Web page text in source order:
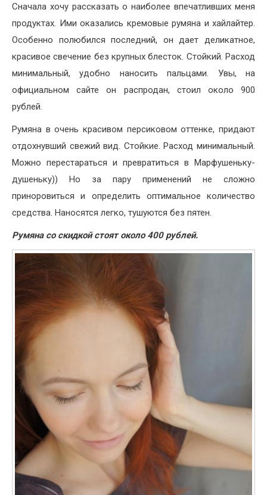
Сначала хочу рассказать о наиболее впечатливших меня
продуктах. Ими оказались кремовые румяна и хайлайтер.
Особенно полюбился последний, он дает деликатное,
красивое свечение без крупных блесток. Стойкий. Расход
минимальный, удобно наносить пальцами. Увы, на
официальном сайте он распродан, стоил около 900
рублей.
Румяна в очень красивом персиковом оттенке, придают
отдохнувший свежий вид. Стойкие. Расход минимальный.
Можно перестараться и превратиться в Марфушеньку-
душеньку)) Но за пару применений не сложно
приноровиться и определить оптимальное количество
средства. Наносятся легко, тушуются без пятен.
Румяна со скидкой стоят около 400 рублей.